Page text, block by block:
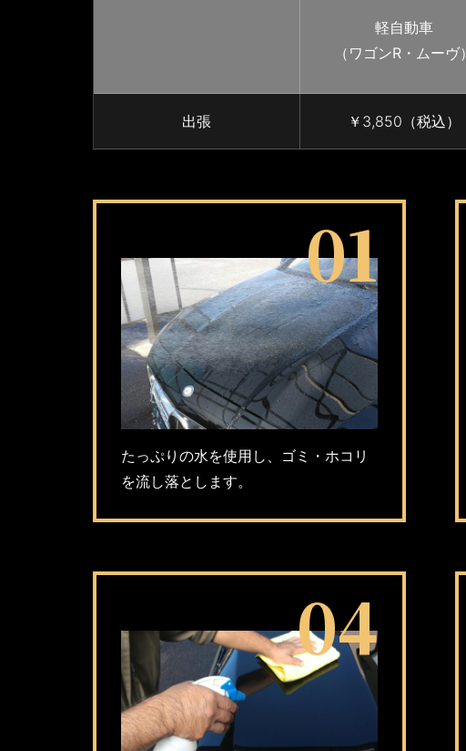
軽自動車
（ワゴンR・ムーヴ）
出張 ￥3,850（税込）
たっぷりの水を使用し、ゴミ・ホコリ
を流し落とします。